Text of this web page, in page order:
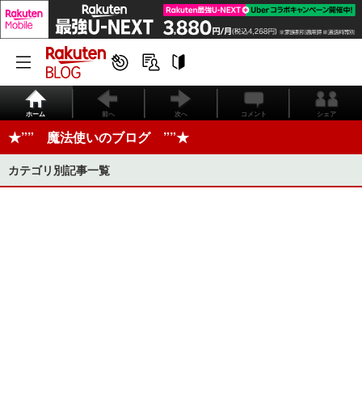
ホーム 前へ 次へ コメント シェア
★”” 魔法使いのブログ ””★
カテゴリ別記事一覧